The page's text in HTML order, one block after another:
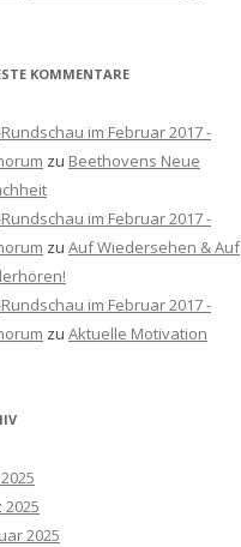
KOMMENTARE
im Februar 2017 -
zu Beethovens Neue
im Februar 2017 -
zu Auf Wiedersehen & Auf
im Februar 2017 -
zu Aktuelle Motivation
2025
2025